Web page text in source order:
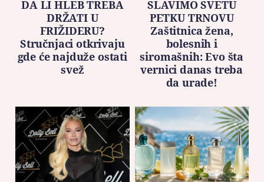
DA LI HLEB TREBA
DRŽATI U
FRIŽIDERU?
Stručnjaci otkrivaju
gde će najduže ostati
svež
SLAVIMO SVETU
PETKU TRNOVU
Zaštitnica žena,
bolesnih i
siromašnih: Evo šta
vernici danas treba
da urade!